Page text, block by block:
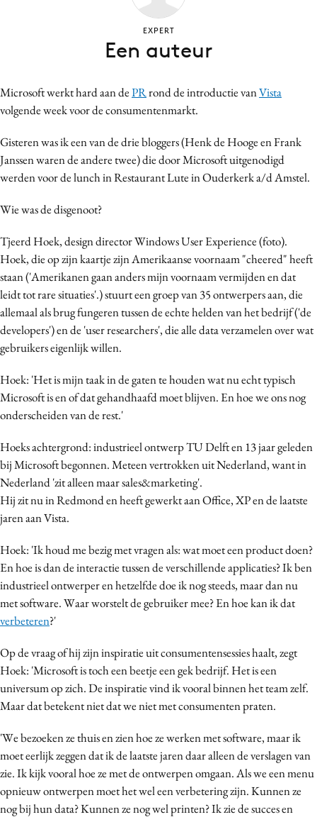
Craft
Customer Experience
Data & Insights
Design
Digital transformation
Diversiteit
Gedragsverandering
Influencer marketing
Interne communicatie
Martech
Media
Merkstrategie
PR
Programmatic
Purpose Marketing
Reputatie & crisis
Microsoft werkt hard aan dePRrond de introductie vanVista
volgende week voor de consumentenmarkt.
Gisteren was ik een van de drie bloggers (Henk de Hooge en Frank
Janssen waren de andere twee) die door Microsoft uitgenodigd
werden voor de lunch in Restaurant Lute in Ouderkerk a/d Amstel.
Wie was de disgenoot?
Tjeerd Hoek, design director Windows User Experience (foto).
Hoek, die op zijn kaartje zijn Amerikaanse voornaam "cheered" heeft
staan ('Amerikanen gaan anders mijn voornaam vermijden en dat
leidt tot rare situaties'.) stuurt een groep van 35 ontwerpers aan, die
allemaal als brug fungeren tussen de echte helden van het bedrijf ('de
developers') en de 'user researchers', die alle data verzamelen over wat
gebruikers eigenlijk willen.
Hoek: 'Het is mijn taak in de gaten te houden wat nu echt typisch
Microsoft is en of dat gehandhaafd moet blijven. En hoe we ons nog
onderscheiden van de rest.'
Hoeks achtergrond: industrieel ontwerp TU Delft en 13 jaar geleden
bij Microsoft begonnen. Meteen vertrokken uit Nederland, want in
Nederland 'zit alleen maar sales&marketing'.
Hij zit nu in Redmond en heeft gewerkt aan Office, XP en de laatste
jaren aan Vista.
Hoek: 'Ik houd me bezig met vragen als: wat moet een product doen?
En hoe is dan de interactie tussen de verschillende applicaties? Ik ben
industrieel ontwerper en hetzelfde doe ik nog steeds, maar dan nu
met software. Waar worstelt de gebruiker mee? En hoe kan ik dat
verbeteren?'
Op de vraag of hij zijn inspiratie uit consumentensessies haalt, zegt
Hoek: 'Microsoft is toch een beetje een gek bedrijf. Het is een
universum op zich. De inspiratie vind ik vooral binnen het team zelf.
Maar dat betekent niet dat we niet met consumenten praten.
'We bezoeken ze thuis en zien hoe ze werken met software, maar ik
moet eerlijk zeggen dat ik de laatste jaren daar alleen de verslagen van
zie. Ik kijk vooral hoe ze met de ontwerpen omgaan. Als we een menu
opnieuw ontwerpen moet het wel een verbetering zijn. Kunnen ze
nog bij hun data? Kunnen ze nog wel printen? Ik zie de succes en
EXPERT
Een auteur